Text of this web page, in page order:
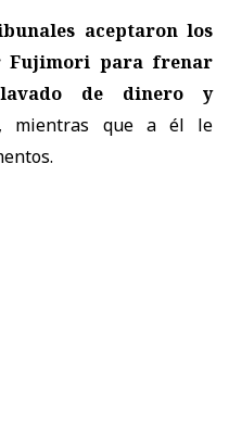
aceptaron los
Fujimori para frenar
de dinero y
, mientras que a él le